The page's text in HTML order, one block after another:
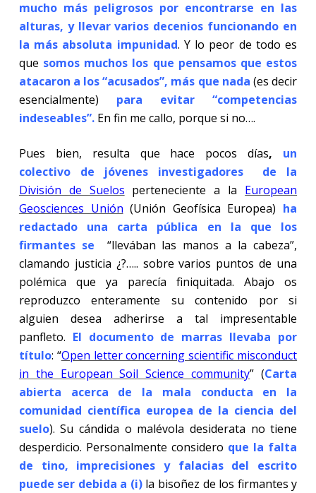
mucho más peligrosos por encontrarse en las
alturas, y llevar varios decenios funcionando en
la más absoluta impunidad. Y lo peor de todo es
que somos muchos los que pensamos que estos
atacaron a los “acusados”, más que nada (es decir
esencialmente) para evitar “competencias
indeseables”.En fin me callo, porque si no….
Pues bien, resulta que hace pocos días, un
colectivo de jóvenes investigadores de la
División de Suelos perteneciente a la European
Geosciences Unión (Unión Geofísica Europea) ha
redactado una carta pública en la que los
firmantes se
“llevában las manos a la cabeza”,
clamando justicia ¿?….. sobre varios puntos de una
polémica que ya parecía finiquitada. Abajo os
reproduzco enteramente su contenido por si
alguien desea adherirse a tal impresentable
panfleto. El documento de marras llevaba por
título: “Open letter concerning scientific misconduct
in the European Soil Science community” (Carta
abierta acerca de la mala conducta en la
comunidad científica europea de la ciencia del
suelo). Su cándida o malévola desiderata no tiene
desperdicio. Personalmente considero que la falta
de tino, imprecisiones y falacias del escrito
puede ser debida a (i)la bisoñez de los firmantes y